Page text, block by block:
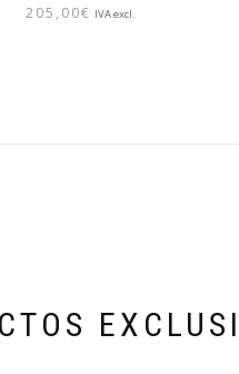
205,00€ IVA excl.